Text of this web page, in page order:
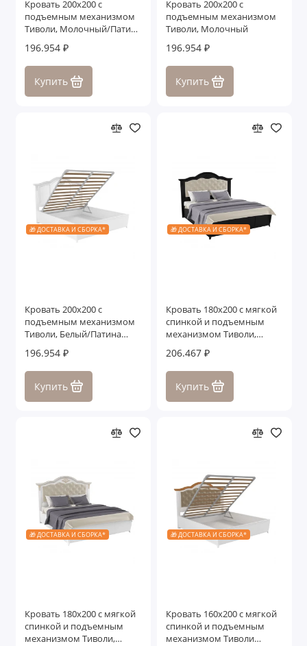
Кровать 200x200 с
подъемным механизмом
Тиволи, Молочный/Патина
196.954 ₽
Купить
Кровать 200x200 с
подъемным механизмом
Тиволи, Молочный
196.954 ₽
Купить
🎁 ДОСТАВКА И СБОРКА*
Кровать 200x200 с
подъемным механизмом
Тиволи, Белый/Патина
196.954 ₽
Купить
🎁 ДОСТАВКА И СБОРКА*
Кровать 180x200 с мягкой
спинкой и подъемным
механизмом Тиволи,
206.467 ₽
Купить
🎁 ДОСТАВКА И СБОРКА*
Кровать 180x200 с мягкой
спинкой и подъемным
механизмом Тиволи,
🎁 ДОСТАВКА И СБОРКА*
Кровать 160x200 с мягкой
спинкой и подъемным
механизмом Тиволи